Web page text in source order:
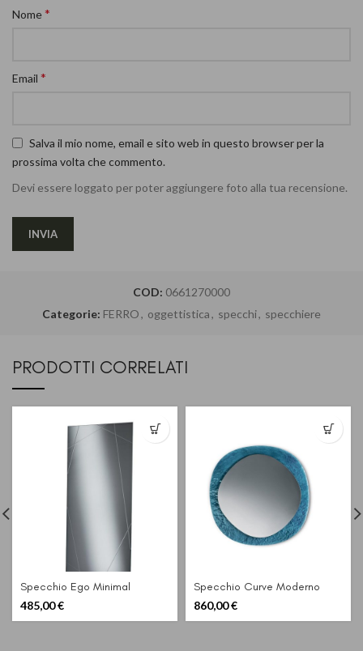
Nome*
Email *
Salva il mio nome, email e sito web in questo browser per la
prossima volta che commento.
Devi essere loggato per poter aggiungere foto alla tua recensione.
COD: 0661270000
Categorie: FERRO, oggettistica, specchi, specchiere
PRODOTTI CORRELATI
Specchio Ego Minimal
485,00€
Specchio Curve Moderno
860,00€